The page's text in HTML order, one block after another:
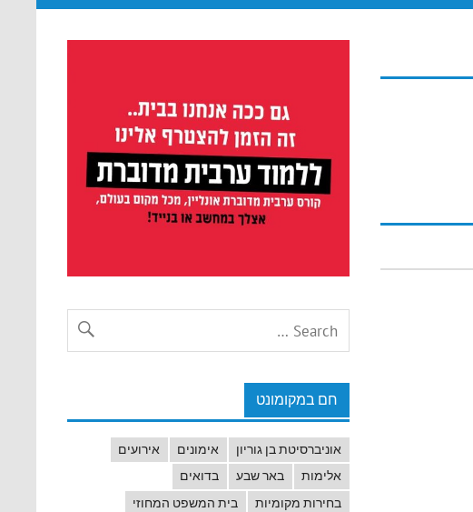
חם במקומונט
אוניברסיטת בן גוריון אימונים
אירועים
אלימות
באר שבע
בדואים
בחירות מקומיות
בית המשפט המחוזי